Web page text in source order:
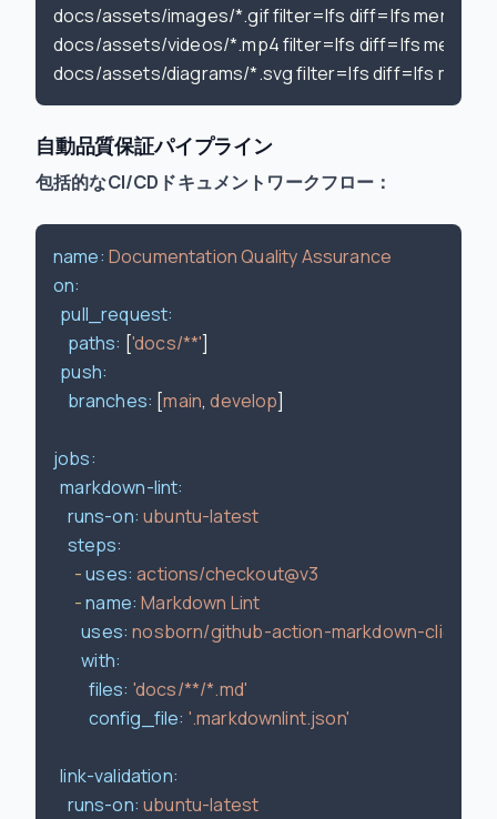
docs/assets/images/*.gif filter=lfs diff=lfs
docs/assets/videos/*.mp4 filter=lfs diff=lfs
自動品質保証パイプライン
包括的なCI/CDドキュメントワークフロー：
name: DocumentationQualityAssurance
on:
pull_request:
paths: ['docs/**']
push:
branches: [main, develop]
jobs:
markdown-lint:
runs-on: ubuntu-latest
steps:
-uses: actions/checkout@v3
-name: Markdown Lint
uses: nosborn/github-action-markdown-
with:
files: 'docs/**/*.md'
config_file: '.markdownlint.json'
link-validation:
runs-on: ubuntu-latest